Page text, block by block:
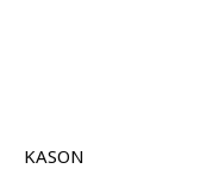
KASON